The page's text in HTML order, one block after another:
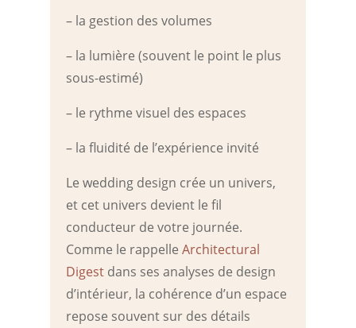
– la gestion des volumes
– la lumière (souvent le point le plus
sous-estimé)
– le rythme visuel des espaces
– la fluidité de l’expérience invité
Le wedding design crée un univers,
et cet univers devient le fil
conducteur de votre journée.
Comme le rappelle Architectural
Digestdans ses analyses de design
d’intérieur, la cohérence d’un espace
repose souvent sur des détails